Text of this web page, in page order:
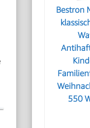
Bestron
550